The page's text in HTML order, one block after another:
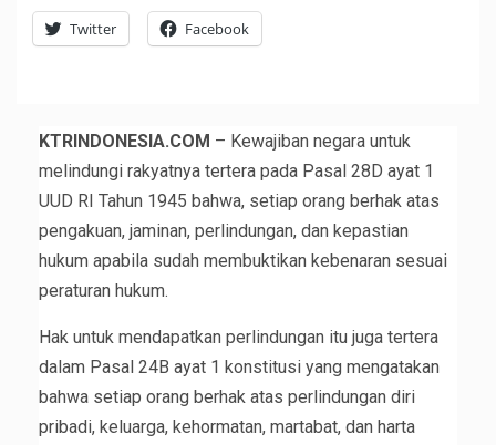
Twitter Facebook
KTRINDONESIA.COM – Kewajiban negara untuk
melindungi rakyatnya tertera pada Pasal 28D ayat 1
UUD RI Tahun 1945 bahwa, setiap orang berhak atas
pengakuan, jaminan, perlindungan, dan kepastian
hukum apabila sudah membuktikan kebenaran sesuai
peraturan hukum.
Hak untuk mendapatkan perlindungan itu juga tertera
dalam Pasal 24B ayat 1 konstitusi yang mengatakan
bahwa setiap orang berhak atas perlindungan diri
pribadi, keluarga, kehormatan, martabat, dan harta